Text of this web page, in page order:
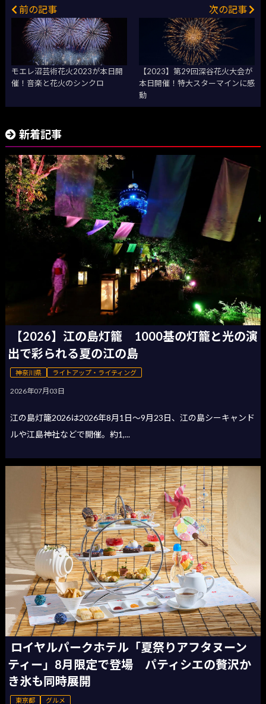
前の記事
モエレ沼芸術花火2023が本日開
催！音楽と花火のシンクロ
次の記事
【2023】第29回深谷花火大会が
本日開催！特大スターマインに感
動
新着記事
【2026】江の島灯籠 1000基の灯籠と光の演
出で彩られる夏の江の島
神奈川県 ライトアップ・ライティング
2026年07月03日
江の島灯籠2026は2026年8月1日〜9月23日、江の島シーキャンド
ルや江島神社などで開催。約1,...
ロイヤルパークホテル「夏祭りアフタヌーン
ティー」8月限定で登場 パティシエの贅沢か
き氷も同時展開
東京都 グルメ